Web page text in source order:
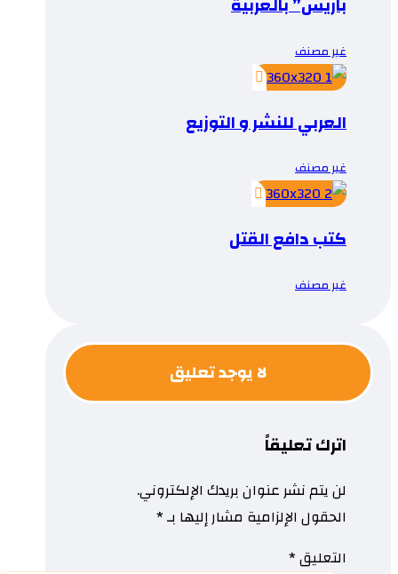
غير مصنف
العربي للنشر و التوزيع
غير مصنف
كتب دافع القتل
غير مصنف
لا يوجد تعليق
اترك تعليقاً
لن يتم نشر عنوان بريدك الإلكتروني.
الحقول الإلزامية مشار إليها بـ*
التعليق*